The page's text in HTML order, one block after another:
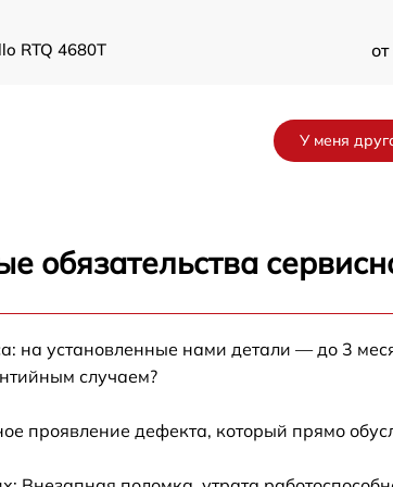
RTQ 4680T
температуры Riello
RTQ 4680T от
от
У меня
обязательства
на установленные нами детали — до 3
случаем?
проявление дефекта, который прямо